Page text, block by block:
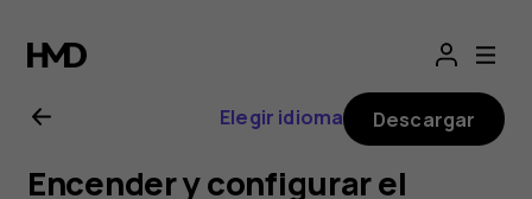
Manual
del
usuario
Elegir idioma Descargar
Encender y configurar el